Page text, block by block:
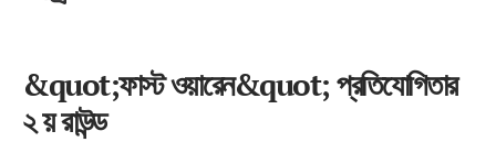
&quot;ফাস্ট ওয়ারেন&quot; প্রতিযোগিতার
২ য় রাউন্ড